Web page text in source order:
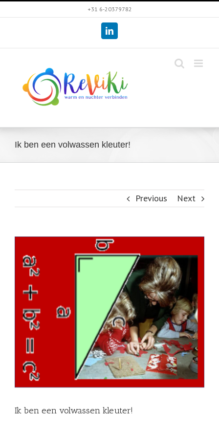
to
+31 6-20379782
LinkedIn
Ik ben een volwassen kleuter!
Previous Next
Larger
Image
Ik ben een volwassen kleuter!